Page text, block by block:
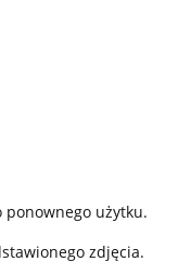
ponownego użytku.
zdjęcia.